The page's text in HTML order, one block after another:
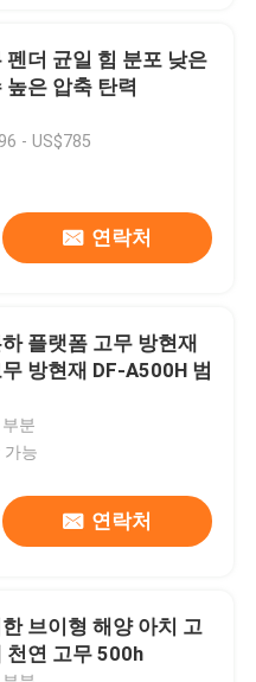
펜더 균일 힘 분포 낮은
높은 압축 탄력
- US$785
연락처
플랫폼 고무 방현재
방현재 DF-A500H 범
분
가능
연락처
브이형 해양 아치 고
천연 고무 500h